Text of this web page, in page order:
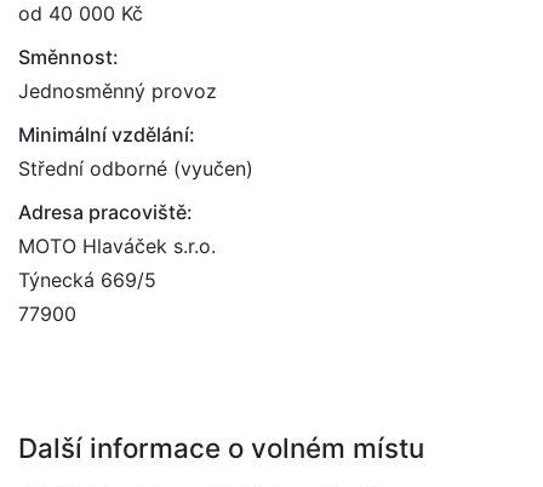
od 40 000 Kč
Směnnost:
Jednosměnný provoz
Minimální vzdělání:
Střední odborné (vyučen)
Adresa pracoviště:
MOTO Hlaváček s.r.o.
Týnecká 669/5
77900
Další informace o volném místu